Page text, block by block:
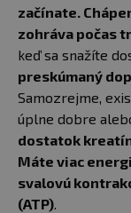
začínate.
zohráva počas
keď sa snažíte
preskúmaný
Samozrejme,
úplne dobre
dostatok
Máte viac
svalovú
(ATP)